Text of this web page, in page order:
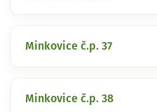
Minkovice č.p. 37
Minkovice č.p. 38